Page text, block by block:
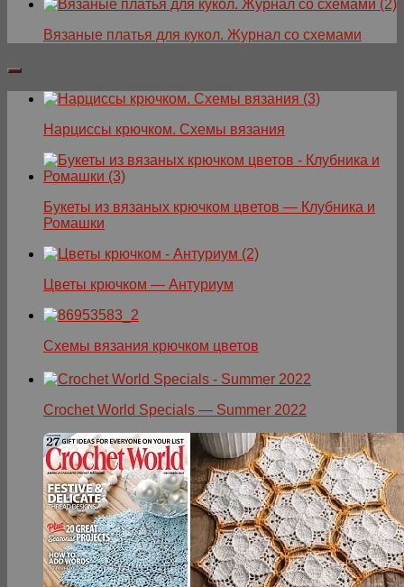
Вязаные платья для кукол. Журнал со схемами
Нарциссы крючком. Схемы вязания
Букеты из вязаных крючком цветов — Клубника и
Ромашки
Цветы крючком — Антуриум
Схемы вязания крючком цветов
Crochet World Specials — Summer 2022